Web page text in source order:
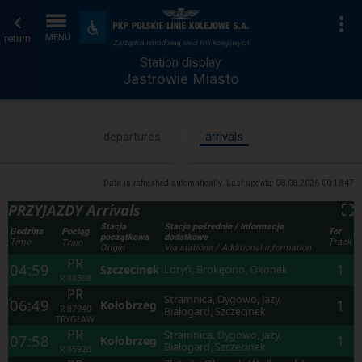
return MENU
Accessibility
and
amenities
Station
display
Home
page
Station display:
Jastrowie Miasto
departures arrivals
Data is refreshed automatically. Last update: 08.08.2026 00:18:47
PRZYJAZDY Arrivals ⛶
Godzina
Time
Pociąg
Train
Stacja
początkowa
Origin
Stacje pośrednie / Informacje
dodatkowe
Via stations / Additional information
Tor
Track
04:59 PR
R 88308
Szczecinek Lotyń, Brokęcino, Okonek
1
06:49
PR
R 87940
TRYGŁAW
Kołobrzeg
Stramnica, Dygowo, Jazy,
Białogard, Szczecinek
1
07:58
PR
R 85920
Kołobrzeg
Stramnica, Dygowo, Jazy,
Białogard, Szczecinek
1